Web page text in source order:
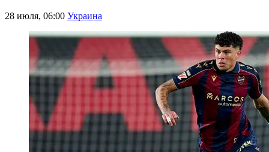
28 июля, 06:00 Украина